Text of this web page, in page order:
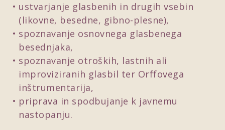
ustvarjanje glasbenih in drugih vsebin
(likovne, besedne, gibno-plesne),
spoznavanje osnovnega glasbenega
besednjaka,
spoznavanje otroških, lastnih ali
improviziranih glasbil ter Orffovega
inštrumentarija,
priprava in spodbujanje k javnemu
nastopanju.